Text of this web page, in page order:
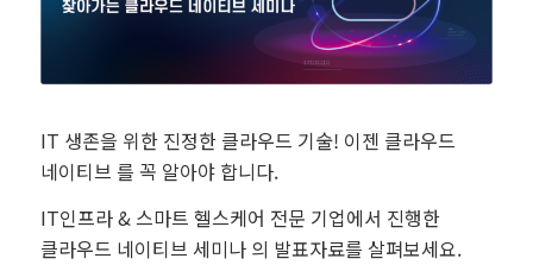
IT 생존을 위한 진정한 클라우드 기술! 이젠 클라우드
네이티브 를 꼭 알아야 합니다.
IT인프라 & 스마트 헬스케어 전문 기업에서 진행한
클라우드 네이티브 세미나 의 발표자료를 살펴보세요.